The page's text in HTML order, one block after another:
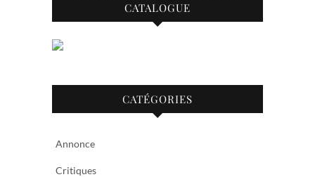
CATALOGUE
CATÉGORIES
Annonce
Critiques